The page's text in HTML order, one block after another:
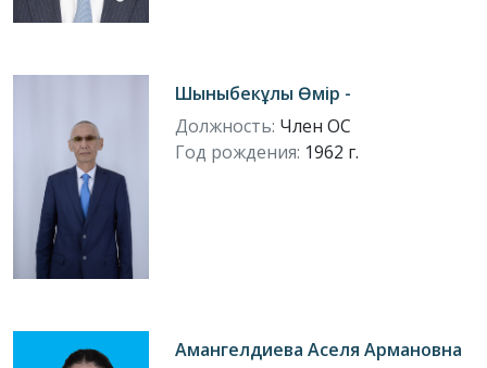
Шыныбекұлы Өмір -
Должность: Член ОС
Год рождения: 1962 г.
Амангелдиева Аселя Армановна